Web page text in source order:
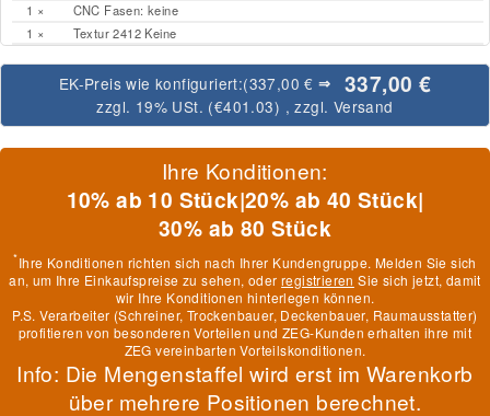
1 ×
CNC Fasen: keine
1 ×
Textur 2412 Keine
EK-Preis wie konfiguriert:(337,00 € ⇒ 337,00 €
zzgl. 19% USt. (€401.03) , zzgl. Versand
Ihre Konditionen:
10% ab 10 Stück|20% ab 40 Stück|
30% ab 80 Stück
*Ihre Konditionen richten sich nach Ihrer Kundengruppe. Melden Sie sich
an, um Ihre Einkaufspreise zu sehen, oderregistrieren Sie sich jetzt, damit
wir Ihre Konditionen hinterlegen können.
P.S. Verarbeiter (Schreiner, Trockenbauer, Deckenbauer, Raumausstatter)
profitieren von besonderen Vorteilen und ZEG-Kunden erhalten ihre mit
ZEG vereinbarten Vorteilskonditionen.
Info: Die Mengenstaffel wird erst im Warenkorb
über mehrere Positionen berechnet.